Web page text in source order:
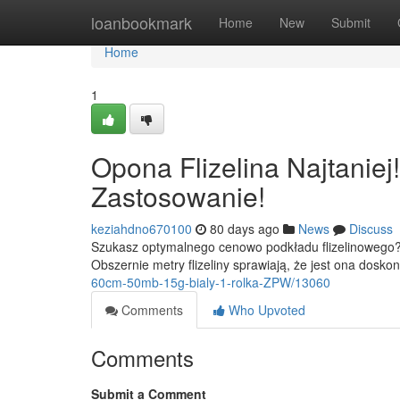
loanbookmark Home New Submit
Home
Home
1
Opona Flizelina
Zastosowanie!
keziahdno670100 80 days ago News
Discuss
Szukasz optymalnego cenowo podkładu
Obszernie metry flizeliny sprawiają, że jest ona
60cm-50mb-15g-bialy-1-rolka-ZPW/13060
Comments
Who Upvoted
Comments
Submit a Comment